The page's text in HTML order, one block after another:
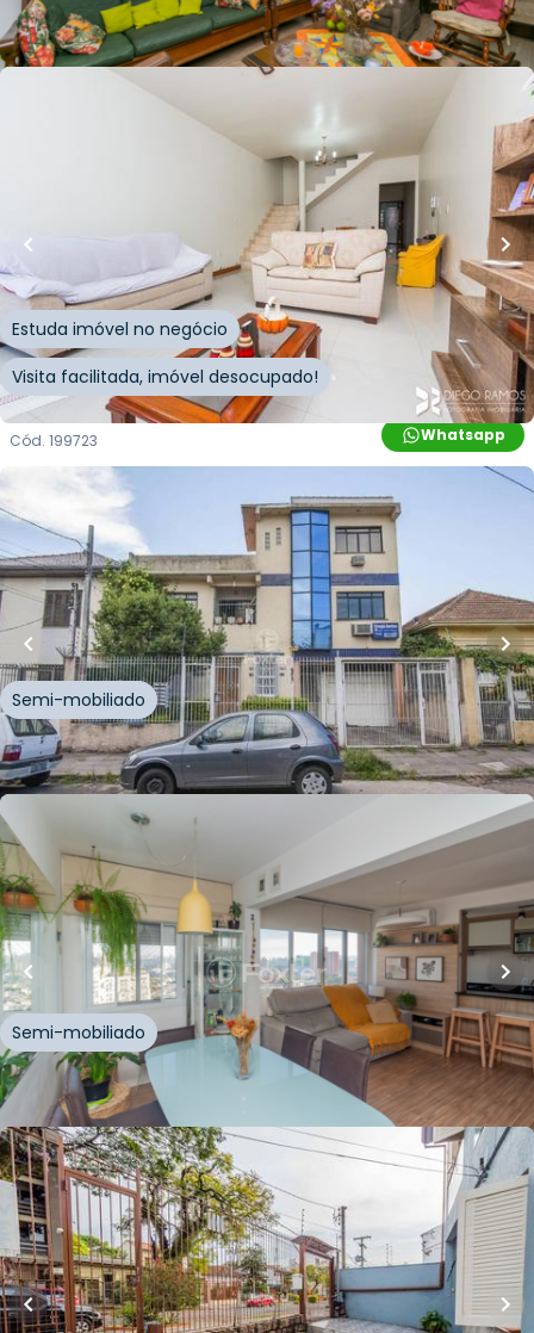
Whatsapp
Cód.216032
banheiros•2vagas
Travessa Alexandrino de Alencar,Azenha ,Porto
Estuda imóvel no negócio
Visita facilitada, imóvel desocupado!
Whatsapp
Cód. 199723
R$690.000,00
350m²•3quartos•2banheiros•5vagas
Edifício Inteiro
Rua Germano Hasslocher ,Azenha Porto Alegre
Semi-mobiliado
Whatsapp
Cód.104229
R$ 512.050,00
65m²•3quartos •2 banheiros•1vaga
Apartamento • Domingo
Avenida Florianópolis,Azenha,Porto Alegre
Semi-mobiliado
Whatsapp
Cód. 994156
R$730.000,00
115m² • 3 quartos•4banheiros 4vagas
Casa
Rua Plácido de Castro,Azenha,Porto Alegre